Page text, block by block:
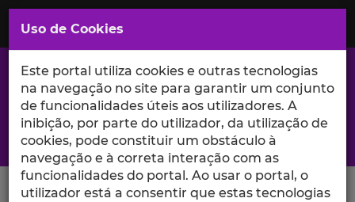
Saltar
para
Conteúdo
Principal
A excelência da investigação e ciência no Iscte
Search Button
Uso de Cookies
Este portal utiliza cookies e outras tecnologias
na navegação no site para garantir um conjunto
de funcionalidades úteis aos utilizadores. A
inibição, por parte do utilizador, da utilização de
cookies, pode constituir um obstáculo à
navegação e à correta interação com as
funcionalidades do portal. Ao usar o portal, o
utilizador está a consentir que estas tecnologias